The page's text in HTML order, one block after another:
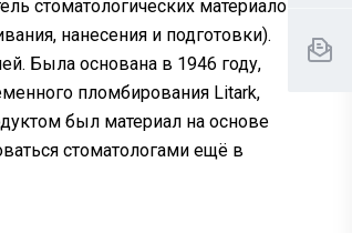
стоматологических материалов
нанесения и подготовки).
Была основана в 1946 году,
пломбирования Litark,
был материал на основе
стоматологами ещё в